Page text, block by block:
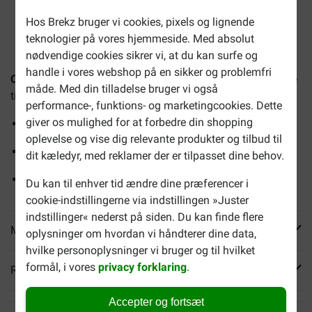
Hos Brekz bruger vi cookies, pixels og lignende
teknologier på vores hjemmeside. Med absolut
nødvendige cookies sikrer vi, at du kan surfe og
handle i vores webshop på en sikker og problemfri
måde. Med din tilladelse bruger vi også
performance-, funktions- og marketingcookies. Dette
giver os mulighed for at forbedre din shopping
oplevelse og vise dig relevante produkter og tilbud til
dit kæledyr, med reklamer der er tilpasset dine behov.
Du kan til enhver tid ændre dine præferencer i
cookie-indstillingerne via indstillingen »Juster
indstillinger« nederst på siden. Du kan finde flere
oplysninger om hvordan vi håndterer dine data,
hvilke personoplysninger vi bruger og til hvilket
formål, i voresprivacy forklaring.
Accepter og fortsæt
2-4 arbejdsdage, medmindre andet er angivet
Catisfactions med laks kattesnacker en herlig delikatesse
til din kat.
Højt proteinindhold
Knasende
Blødt fyld
Mere info
Reviews